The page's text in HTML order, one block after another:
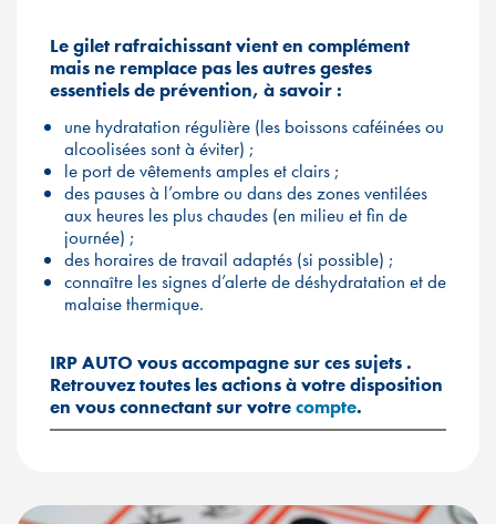
Le gilet rafraichissant vient en complément
mais ne remplace pas les autres gestes
essentiels de prévention, à savoir :
une hydratation régulière (les boissons caféinées ou
alcoolisées sont à éviter) ;
le port de vêtements amples et clairs ;
des pauses à l’ombre ou dans des zones ventilées
aux heures les plus chaudes (en milieu et fin de
journée) ;
des horaires de travail adaptés (si possible) ;
connaître les signes d’alerte de déshydratation et de
malaise thermique.
IRP AUTO vous accompagne sur ces sujets.
Retrouvez toutes les actions à votre disposition
en vous connectant sur votrecompte.